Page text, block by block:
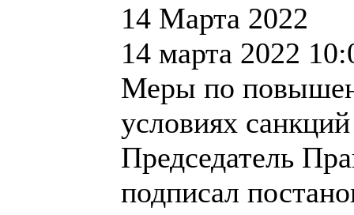
14 Марта 2022
14 марта 2022
Меры по
условиях санкций
Председатель
подписал